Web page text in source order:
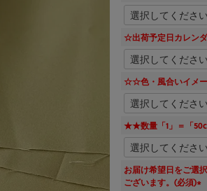
☆出荷予定日カレン
☆☆色・風合いイメ
★★数量「1」＝「
お届け希望日をご選
ございます。(必須)